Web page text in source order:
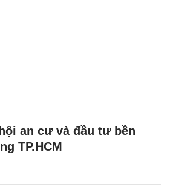
an cư và đầu tư bền
TP.HCM